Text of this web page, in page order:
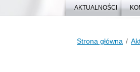
AKTUALNOŚCI
Strona główna